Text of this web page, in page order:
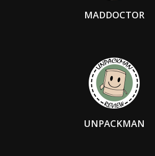
MADDOCTOR
UNPACKMAN